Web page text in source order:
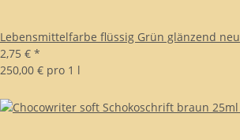
Lebensmittelfarbe flüssig Grün glänzend neu
2,75 € *
250,00 € pro 1 l